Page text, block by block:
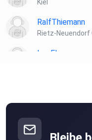
Kiel
RalfThiemann
Rietz-Neuendorf
LeoElm
Mchl